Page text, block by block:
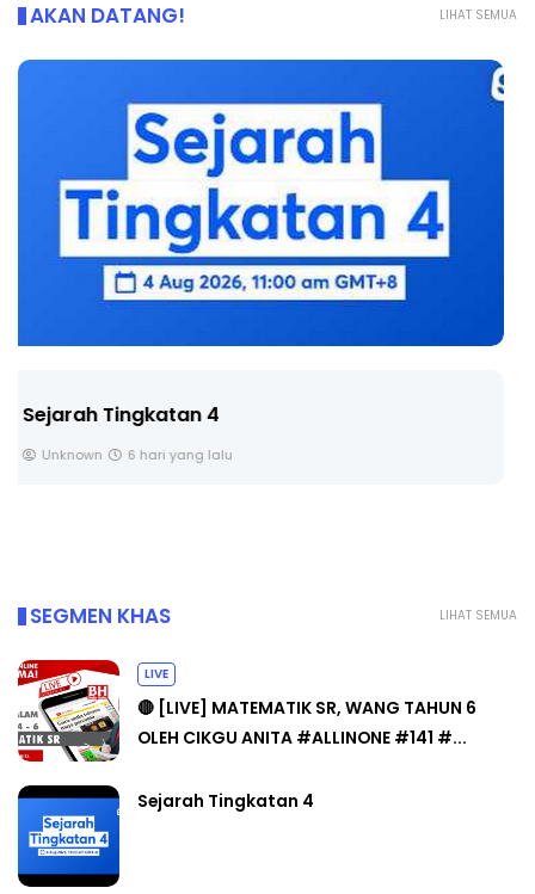
LIHAT SEMUA
AKAN DATANG!
LIVE
🔴 [LIVE] PRINSIP PERAKAUNAN, BEDAH TUNTAS
LIHAT SEMUA
SEGMEN KHAS
LIVE
🔴 [LIVE] MATEMATIK SR, WANG TAHUN 6
OLEH CIKGU ANITA #ALLINONE #141 #...
Sejarah Tingkatan 4